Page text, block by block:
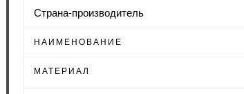
Страна-производитель
НАИМЕНОВАНИЕ
МАТЕРИАЛ